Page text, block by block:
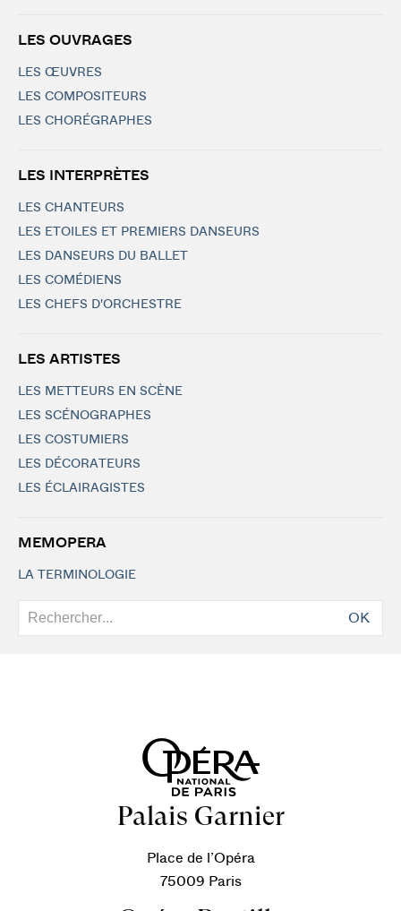
LES OUVRAGES
LES ŒUVRES
LES COMPOSITEURS
LES CHORÉGRAPHES
LES INTERPRÈTES
LES CHANTEURS
LES ETOILES ET PREMIERS DANSEURS
LES DANSEURS DU BALLET
LES COMÉDIENS
LES CHEFS D'ORCHESTRE
LES ARTISTES
LES METTEURS EN SCÈNE
LES SCÉNOGRAPHES
LES COSTUMIERS
LES DÉCORATEURS
LES ÉCLAIRAGISTES
MEMOPERA
LA TERMINOLOGIE
OK
Palais Garnier
Place de l’Opéra
75009 Paris